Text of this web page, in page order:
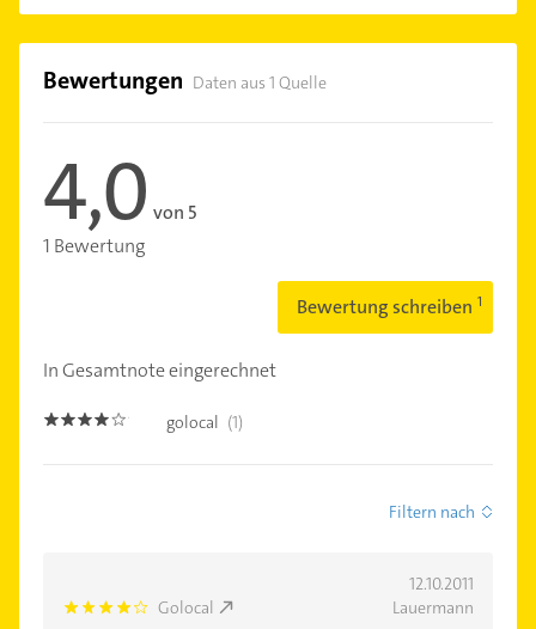
Bewertungen Daten aus 1 Quelle
4,0 von 5
1 Bewertung
Bewertung schreiben
In Gesamtnote eingerechnet
4.0 golocal (1)
Filtern nach
12.10.2011
4.0 Golocal Lauermann